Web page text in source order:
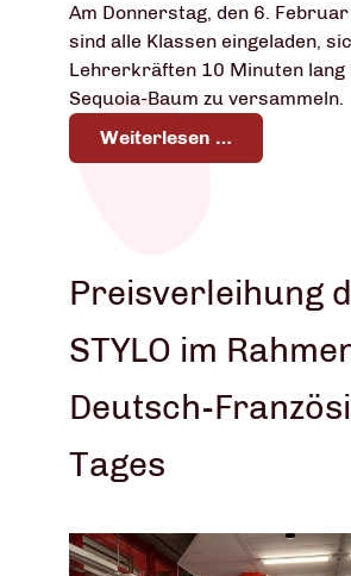
Am Donnerstag, den 6.
sind alle Klassen eingeladen,
Lehrerkräften 10 Minuten lang
Sequoia-Baum zu versammeln.
Weiterlesen …
Preisverleihung
STYLO im
Deutsch-
Tages